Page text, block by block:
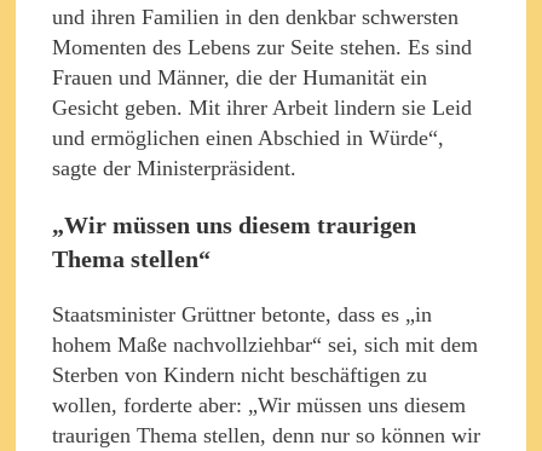
und ihren Familien in den denkbar schwersten
Momenten des Lebens zur Seite stehen. Es sind
Frauen und Männer, die der Humanität ein
Gesicht geben. Mit ihrer Arbeit lindern sie Leid
und ermöglichen einen Abschied in Würde“,
sagte der Ministerpräsident.
„Wir müssen uns diesem traurigen
Thema stellen“
Staatsminister Grüttner betonte, dass es „in
hohem Maße nachvollziehbar“ sei, sich mit dem
Sterben von Kindern nicht beschäftigen zu
wollen, forderte aber: „Wir müssen uns diesem
traurigen Thema stellen, denn nur so können wir